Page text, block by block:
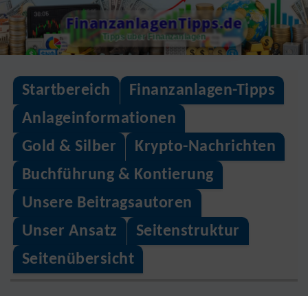
Skip
to
content
FinanzanlagenTipps.de
Tipps über Finanzanlagen
Startbereich
Finanzanlagen-Tipps
Anlageinformationen
Gold & Silber
Krypto-Nachrichten
Buchführung & Kontierung
Unsere Beitragsautoren
Unser Ansatz
Seitenstruktur
Seitenübersicht